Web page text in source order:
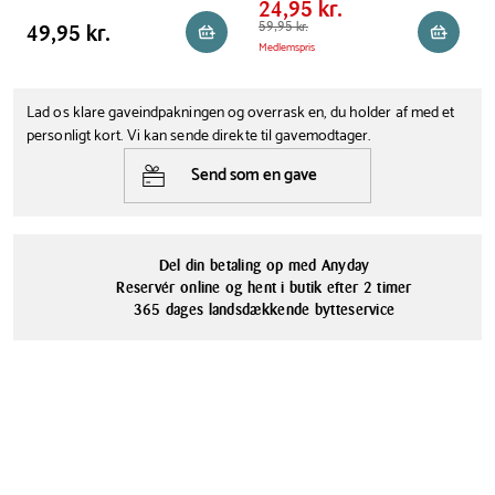
Pris tabel
Pris 49,95 kr.
49,95 kr. Reservér i butik
AA-batterier 10 stk. 1,5 V
Førpris
24,95 kr.
59,95 kr.
Medlemspris
Lad os klare gaveindpakningen og overrask en, du holder af med et
personligt kort. Vi kan sende direkte til gavemodtager.
Send som en gave
Del din betaling op med Anyday
Reservér online og hent i butik efter 2 timer
365 dages landsdækkende bytteservice